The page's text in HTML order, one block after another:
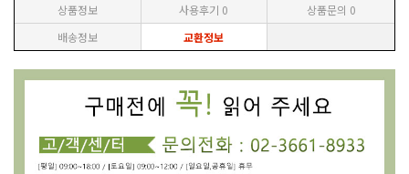
상품정보 사용후기 0 상품문의 0
배송정보
교환정보